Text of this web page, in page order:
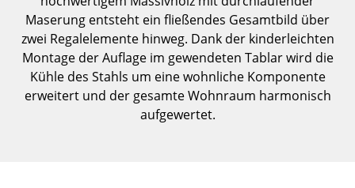
Bücherregale
Wandregale
Sideboards & Kommoden
Maserung entsteht ein fließendes Gesamtbild über
zwei Regalelemente hinweg. Dank der kinderleichten
Montage der Auflage im gewendeten Tablar wird die
Kühle des Stahls um eine wohnliche Komponente
erweitert und der gesamte Wohnraum harmonisch
aufgewertet.